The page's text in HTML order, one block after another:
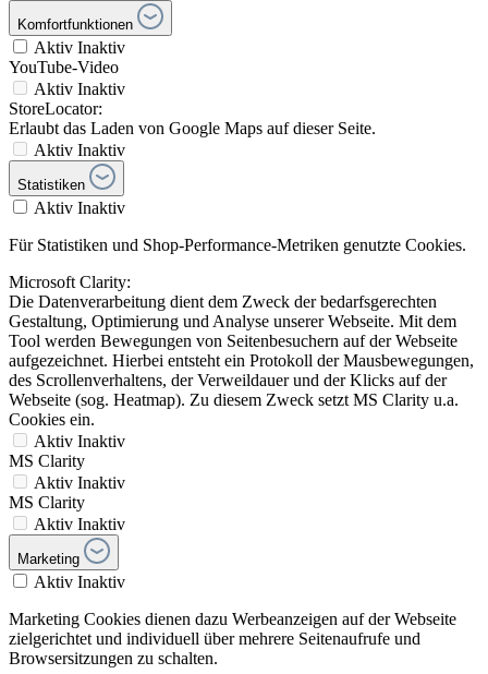
Komfortfunktionen
Aktiv Inaktiv
YouTube-Video
Aktiv Inaktiv
StoreLocator:
Erlaubt das Laden von Google Maps auf dieser Seite.
Aktiv Inaktiv
Statistiken
Aktiv Inaktiv
Für Statistiken und Shop-Performance-Metriken genutzte Cookies.
Microsoft Clarity:
Die Datenverarbeitung dient dem Zweck der bedarfsgerechten
Gestaltung, Optimierung und Analyse unserer Webseite. Mit dem
Tool werden Bewegungen von Seitenbesuchern auf der Webseite
aufgezeichnet. Hierbei entsteht ein Protokoll der Mausbewegungen,
des Scrollenverhaltens, der Verweildauer und der Klicks auf der
Webseite (sog. Heatmap). Zu diesem Zweck setzt MS Clarity u.a.
Cookies ein.
Aktiv Inaktiv
MS Clarity
Aktiv Inaktiv
MS Clarity
Aktiv Inaktiv
Marketing
Aktiv Inaktiv
Marketing Cookies dienen dazu Werbeanzeigen auf der Webseite
zielgerichtet und individuell über mehrere Seitenaufrufe und
Browsersitzungen zu schalten.